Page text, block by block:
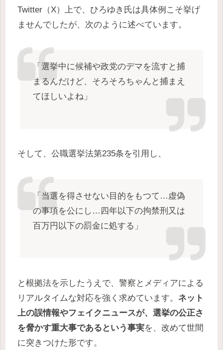
Twitter（X）上で、ひろゆき氏は具体例こそ挙げ
ませんでしたが、次のように述べています。
「選挙中に候補や政党のデマを流すと捕
まるんだけど、そろそろちゃんと捕まえ
てほしいよね」
そして、公職選挙法第235条を引用し、
「当選を得させない目的をもつて…虚偽
の事項を公にし…四年以下の拘禁刑又は
百万円以下の罰金に処する」
と根拠法を示したうえで、警察とメディアによる
リアルタイムな対応を強く求めています。 ネット
上の誤情報やフェイクニュースが、選挙の公正さ
を脅かす重大事であるという事実を、改めて世間
に突きつけた形です。